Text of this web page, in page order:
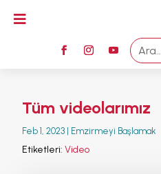

Tüm videolarımız
Feb 1, 2023 Emzirmeyi Başlamak
Etiketleri:Video